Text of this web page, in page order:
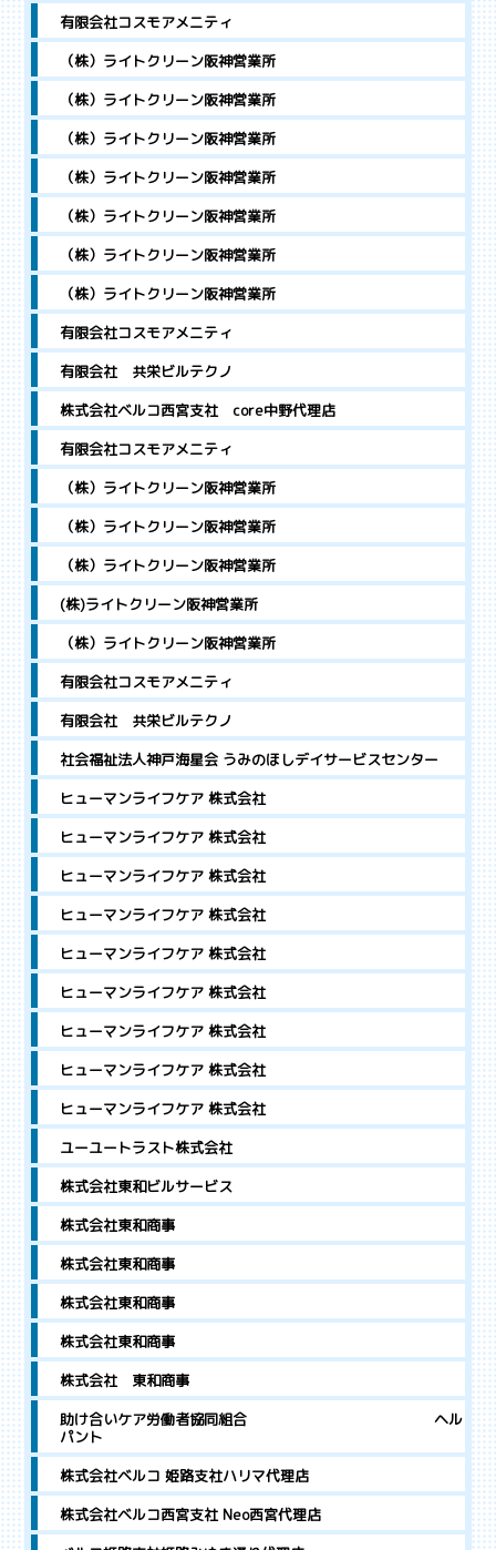
有限会社コスモアメニティ
（株）ライトクリーン阪神営業所
（株）ライトクリーン阪神営業所
（株）ライトクリーン阪神営業所
（株）ライトクリーン阪神営業所
（株）ライトクリーン阪神営業所
（株）ライトクリーン阪神営業所
（株）ライトクリーン阪神営業所
有限会社コスモアメニティ
有限会社 共栄ビルテクノ
株式会社ベルコ西宮支社 core中野代理店
有限会社コスモアメニティ
（株）ライトクリーン阪神営業所
（株）ライトクリーン阪神営業所
（株）ライトクリーン阪神営業所
(株)ライトクリーン阪神営業所
（株）ライトクリーン阪神営業所
有限会社コスモアメニティ
有限会社 共栄ビルテクノ
社会福祉法人神戸海星会 うみのほしデイサービスセンター
ヒューマンライフケア 株式会社
ヒューマンライフケア 株式会社
ヒューマンライフケア 株式会社
ヒューマンライフケア 株式会社
ヒューマンライフケア 株式会社
ヒューマンライフケア 株式会社
ヒューマンライフケア 株式会社
ヒューマンライフケア 株式会社
ヒューマンライフケア 株式会社
ユーユートラスト株式会社
株式会社東和ビルサービス
株式会社東和商事
株式会社東和商事
株式会社東和商事
株式会社東和商事
株式会社 東和商事
助け合いケア労働者協同組合 ヘル
パント
株式会社ベルコ 姫路支社ハリマ代理店
株式会社ベルコ西宮支社 Neo西宮代理店